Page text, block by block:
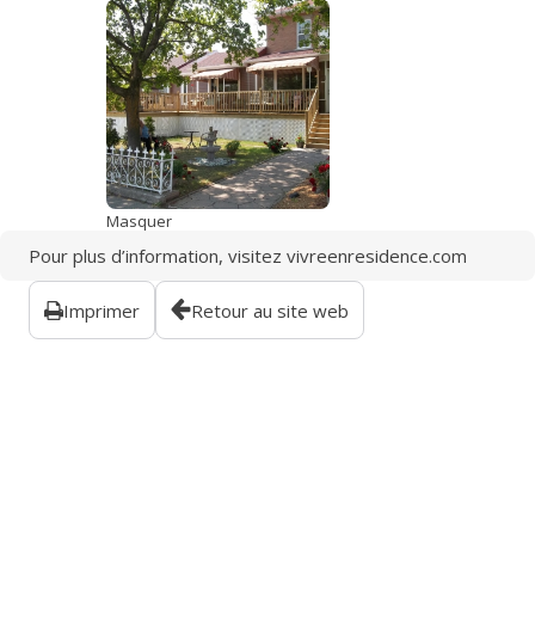
Masquer
Pour plus d’information, visitez vivreenresidence.com
Imprimer Retour au site web